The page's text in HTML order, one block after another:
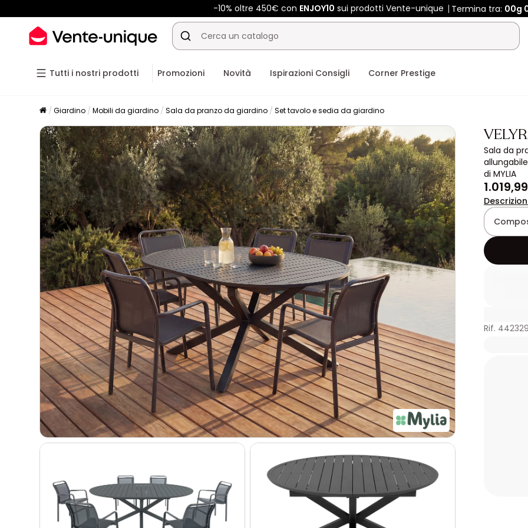
-10% oltre 450€ con ENJOY10 sui prodotti Vente-unique Termina tra: 00g
Tutti i nostri prodotti Promozioni Novità Ispirazioni Consigli Corner Prestige
Giardino Mobili da giardino Sala da pranzo da giardino Set tavolo e sedia da giardino
Sala da
di MYLIA
Rif.